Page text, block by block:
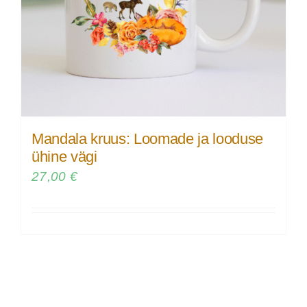
Mandala kruus: Loomade ja looduse
ühine vägi
27,00 €